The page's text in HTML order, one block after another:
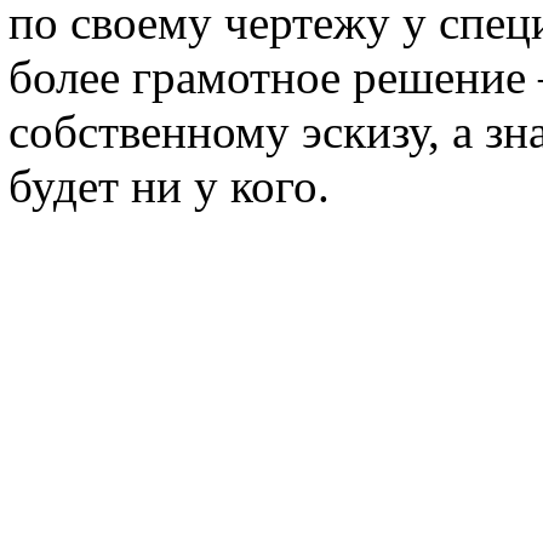
по своему чертежу у
более грамотное
собственному эскизу, а
будет ни у кого.